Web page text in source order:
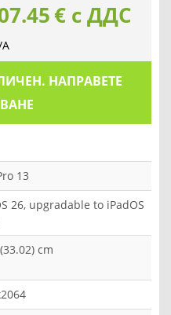
€ с ДДС
НАПРАВЕТЕ
13
26, upgradable to iPadOS
cm